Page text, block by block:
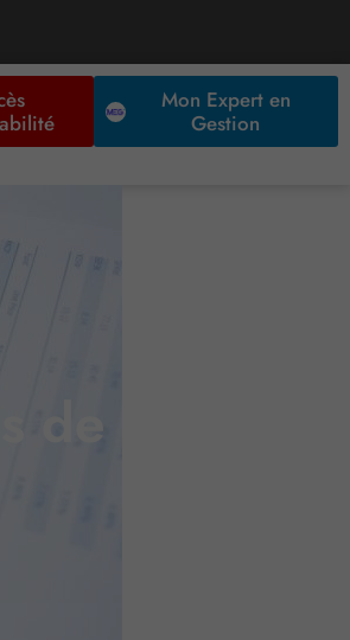
Mon Expert en
Gestion
vos